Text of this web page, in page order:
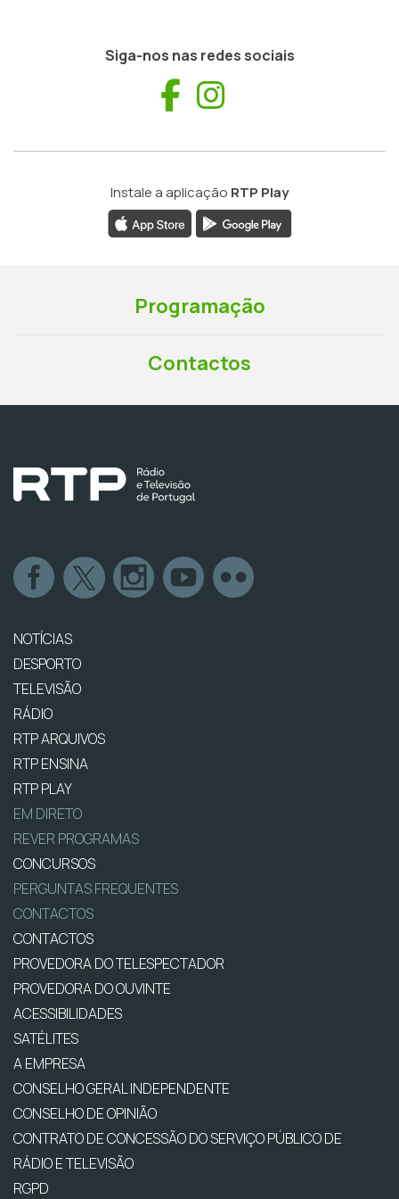
Siga-nos nas redes sociais
Facebook
Instale a aplicação RTP Play
Programação
Contactos
NOTÍCIAS
DESPORTO
TELEVISÃO
RÁDIO
RTP ARQUIVOS
RTP ENSINA
RTP PLAY
EM DIRETO
REVER PROGRAMAS
CONCURSOS
PERGUNTAS FREQUENTES
CONTACTOS
CONTACTOS
PROVEDORA DO TELESPECTADOR
PROVEDORA DO OUVINTE
ACESSIBILIDADES
SATÉLITES
A EMPRESA
CONSELHO GERAL INDEPENDENTE
CONSELHO DE OPINIÃO
CONTRATO DE CONCESSÃO DO SERVIÇO PÚBLICO DE
RÁDIO E TELEVISÃO
RGPD